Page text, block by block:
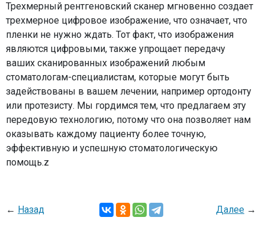
Трехмерный рентгеновский сканер мгновенно создает
трехмерное цифровое изображение, что означает, что
пленки не нужно ждать. Тот факт, что изображения
являются цифровыми, также упрощает передачу
ваших сканированных изображений любым
стоматологам-специалистам, которые могут быть
задействованы в вашем лечении, например ортодонту
или протезисту. Мы гордимся тем, что предлагаем эту
передовую технологию, потому что она позволяет нам
оказывать каждому пациенту более точную,
эффективную и успешную стоматологическую
помощь.z
← Назад Далее →